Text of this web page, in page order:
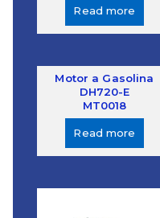
Read more
Motor a Gasolina
DH720-E
MT0018
Read more